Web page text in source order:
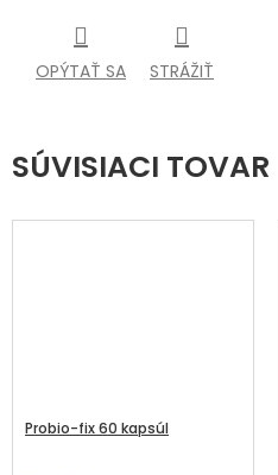
OPÝTAŤ SA STRÁŽIŤ
SÚVISIACI TOVAR
Probio-fix 60 kapsúl